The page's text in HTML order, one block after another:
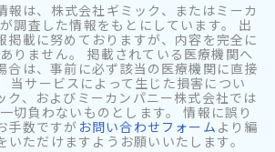
報は、株式会社ギミック、またはミーカ
調査した情報をもとにしています。 出
掲載に努めておりますが、内容を完全に
りません。 掲載されている医療機関へ
合は、事前に必ず該当の医療機関に直接
当サービスによって生じた損害につい
ク、およびミーカンパニー株式会社では
切負わないものとします。 情報に誤り
手数ですが お問い合わせフォーム より編
いただけますようお願いいたします。